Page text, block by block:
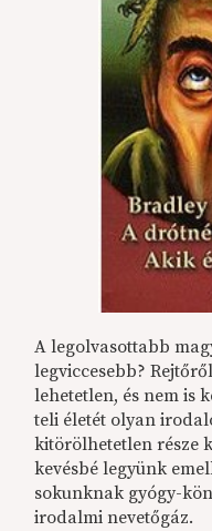
A legolvasottabb
legviccesebb?
lehetetlen, és nem is
teli életét olyan
kitörölhetetlen része
kevésbé legyünk
sokunknak gyógy-
irodalmi nevetőgáz.